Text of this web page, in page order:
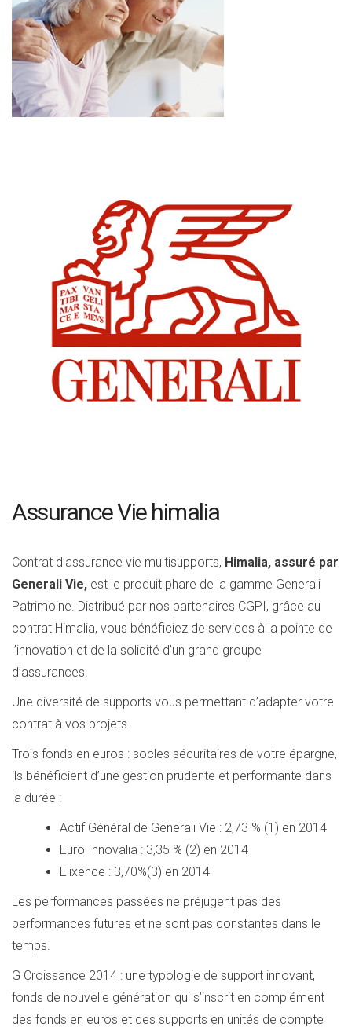
Assurance Vie himalia
Contrat d’assurance vie multisupports, Himalia, assuré par
Generali Vie, est le produit phare de la gamme Generali
Patrimoine. Distribué par nos partenaires CGPI, grâce au
contrat Himalia, vous bénéficiez de services à la pointe de
l’innovation et de la solidité d’un grand groupe
d’assurances.
Une diversité de supports vous permettant d’adapter votre
contrat à vos projets
Trois fonds en euros : socles sécuritaires de votre épargne,
ils bénéficient d’une gestion prudente et performante dans
la durée :
Actif Général de Generali Vie : 2,73 % (1) en 2014
Euro Innovalia : 3,35 % (2) en 2014
Elixence : 3,70%(3) en 2014
Les performances passées ne préjugent pas des
performances futures et ne sont pas constantes dans le
temps.
G Croissance 2014 : une typologie de support innovant,
fonds de nouvelle génération qui s’inscrit en complément
des fonds en euros et des supports en unités de compte